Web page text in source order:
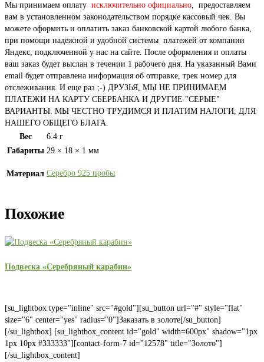
Мы принимаем оплату исключительно официально, предоставляем
вам в установленном законодательством порядке кассовый чек. Вы
можете оформить и оплатить заказ банковской картой любого банка,
при помощи надежной и удобной системы платежей от компании
Яндекс, подключенной у нас на сайте. После оформления и оплаты
ваш заказ будет выслан в течении 1 рабочего дня. На указанный Вами
email будет отправлена информация об отправке, трек номер для
отслеживания. И еще раз ;-) ДРУЗЬЯ, МЫ НЕ ПРИНИМАЕМ
ПЛАТЕЖИ НА КАРТУ СБЕРБАНКА И ДРУГИЕ "СЕРЫЕ"
ВАРИАНТЫ. МЫ ЧЕСТНО ТРУДИМСЯ И ПЛАТИМ НАЛОГИ, ДЛЯ
НАШЕГО ОБЩЕГО БЛАГА.
Вес
6.4 г
Габариты 29 × 18 × 1 мм
Материал Серебро 925 пробы
Похожие
Подвеска «Серебряный карабин»
[su_lightbox type="inline" src="#gold"][su_button url="#" style="flat"
size="6" center="yes" radius="0"]Заказать в золоте[/su_button]
[/su_lightbox] [su_lightbox_content id="gold" width=600px" shadow="1px
1px 10px #333333"][contact-form-7 id="12578" title="Золото"]
[/su_lightbox_content]